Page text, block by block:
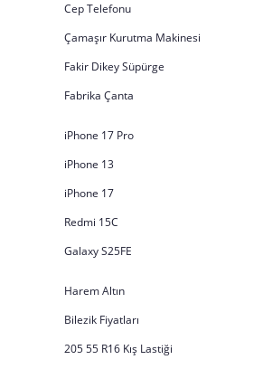
Cep Telefonu
Çamaşır Kurutma Makinesi
Fakir Dikey Süpürge
Fabrika Çanta
iPhone 17 Pro
iPhone 13
iPhone 17
Redmi 15C
Galaxy S25FE
Harem Altın
Bilezik Fiyatları
205 55 R16 Kış Lastiği